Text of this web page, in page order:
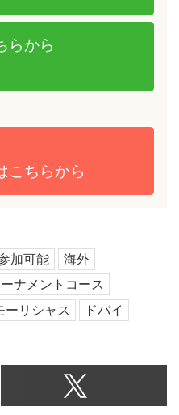
らから
こちらから
加可能
海外
ーナメントコース
ーリシャス
ドバイ